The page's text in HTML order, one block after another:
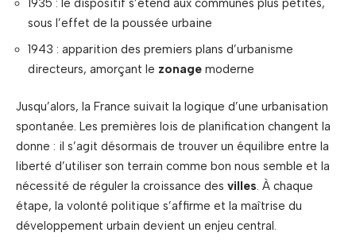
1935 : le dispositif s’étend aux communes plus petites,
sous l’effet de la poussée urbaine
1943 : apparition des premiers plans d’urbanisme
directeurs, amorçant le zonage moderne
Jusqu’alors, la France suivait la logique d’une urbanisation
spontanée. Les premières lois de planification changent la
donne : il s’agit désormais de trouver un équilibre entre la
liberté d’utiliser son terrain comme bon nous semble et la
nécessité de réguler la croissance des villes. À chaque
étape, la volonté politique s’affirme et la maîtrise du
développement urbain devient un enjeu central.